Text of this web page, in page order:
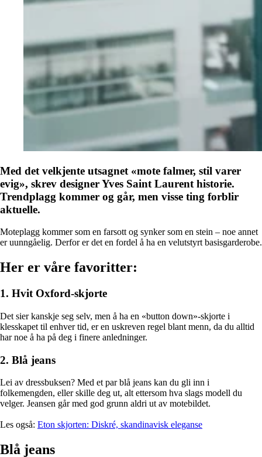
Med det velkjente utsagnet «mote falmer, stil varer
evig», skrev designer Yves Saint Laurent historie.
Trendplagg kommer og går, men visse ting forblir
aktuelle.
Moteplagg kommer som en farsott og synker som en stein – noe annet
er uunngåelig. Derfor er det en fordel å ha en velutstyrt basisgarderobe.
Her er våre favoritter:
1. Hvit Oxford-skjorte
Det sier kanskje seg selv, men å ha en «button down»-skjorte i
klesskapet til enhver tid, er en uskreven regel blant menn, da du alltid
har noe å ha på deg i finere anledninger.
2. Blå jeans
Lei av dressbuksen? Med et par blå jeans kan du gli inn i
folkemengden, eller skille deg ut, alt ettersom hva slags modell du
velger. Jeansen går med god grunn aldri ut av motebildet.
Les også: Eton skjorten: Diskré, skandinavisk eleganse
Blå jeans